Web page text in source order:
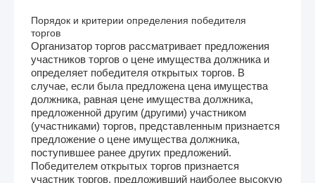
Порядок и критерии определения победителя
торгов
Организатор торгов рассматривает предложения
участников торгов о цене имущества должника и
определяет победителя открытых торгов. В
случае, если была предложена цена имущества
должника, равная цене имущества должника,
предложенной другим (другими) участником
(участниками) торгов, представленным признается
предложение о цене имущества должника,
поступившее ранее других предложений.
Победителем открытых торгов признается
участник торгов, предложивший наиболее высокую